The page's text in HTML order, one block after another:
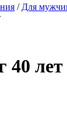
/ Для
40 лет